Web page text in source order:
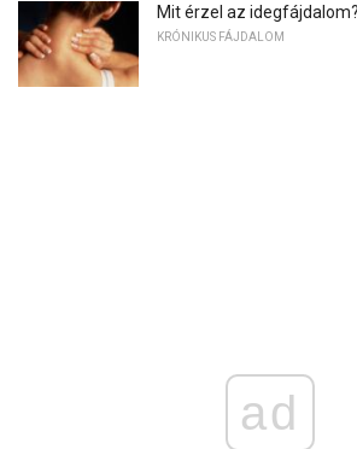
Mit érzel az idegfájdalom?
KRÓNIKUS FÁJDALOM
ad